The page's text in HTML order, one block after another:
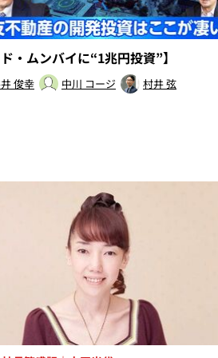
ド・ムンバイに“1兆円投資”】
俊幸 中川 コージ 村井 弦